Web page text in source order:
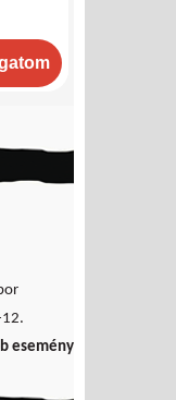
12.
esemény